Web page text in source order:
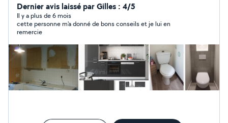
travaux dans toute la maison intérieur et extérieur
Dernier avis laissé par Gilles : 4/5
Il y a plus de 6 mois
cette personne m'a donné de bons conseils et je lui en
remercie